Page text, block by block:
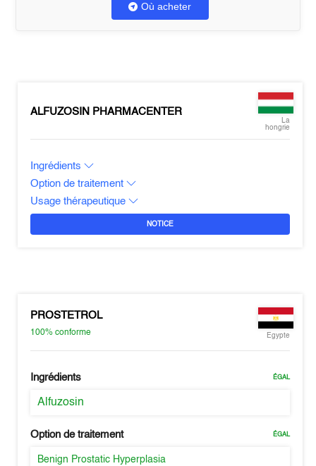
Où acheter
ALFUZOSIN PHARMACENTER
La
hongrie
Ingrédients
Option de traitement
Usage thérapeutique
NOTICE
PROSTETROL
100%conforme Egypte
Ingrédients ÉGAL
Alfuzosin
Option de traitement ÉGAL
Benign Prostatic Hyperplasia